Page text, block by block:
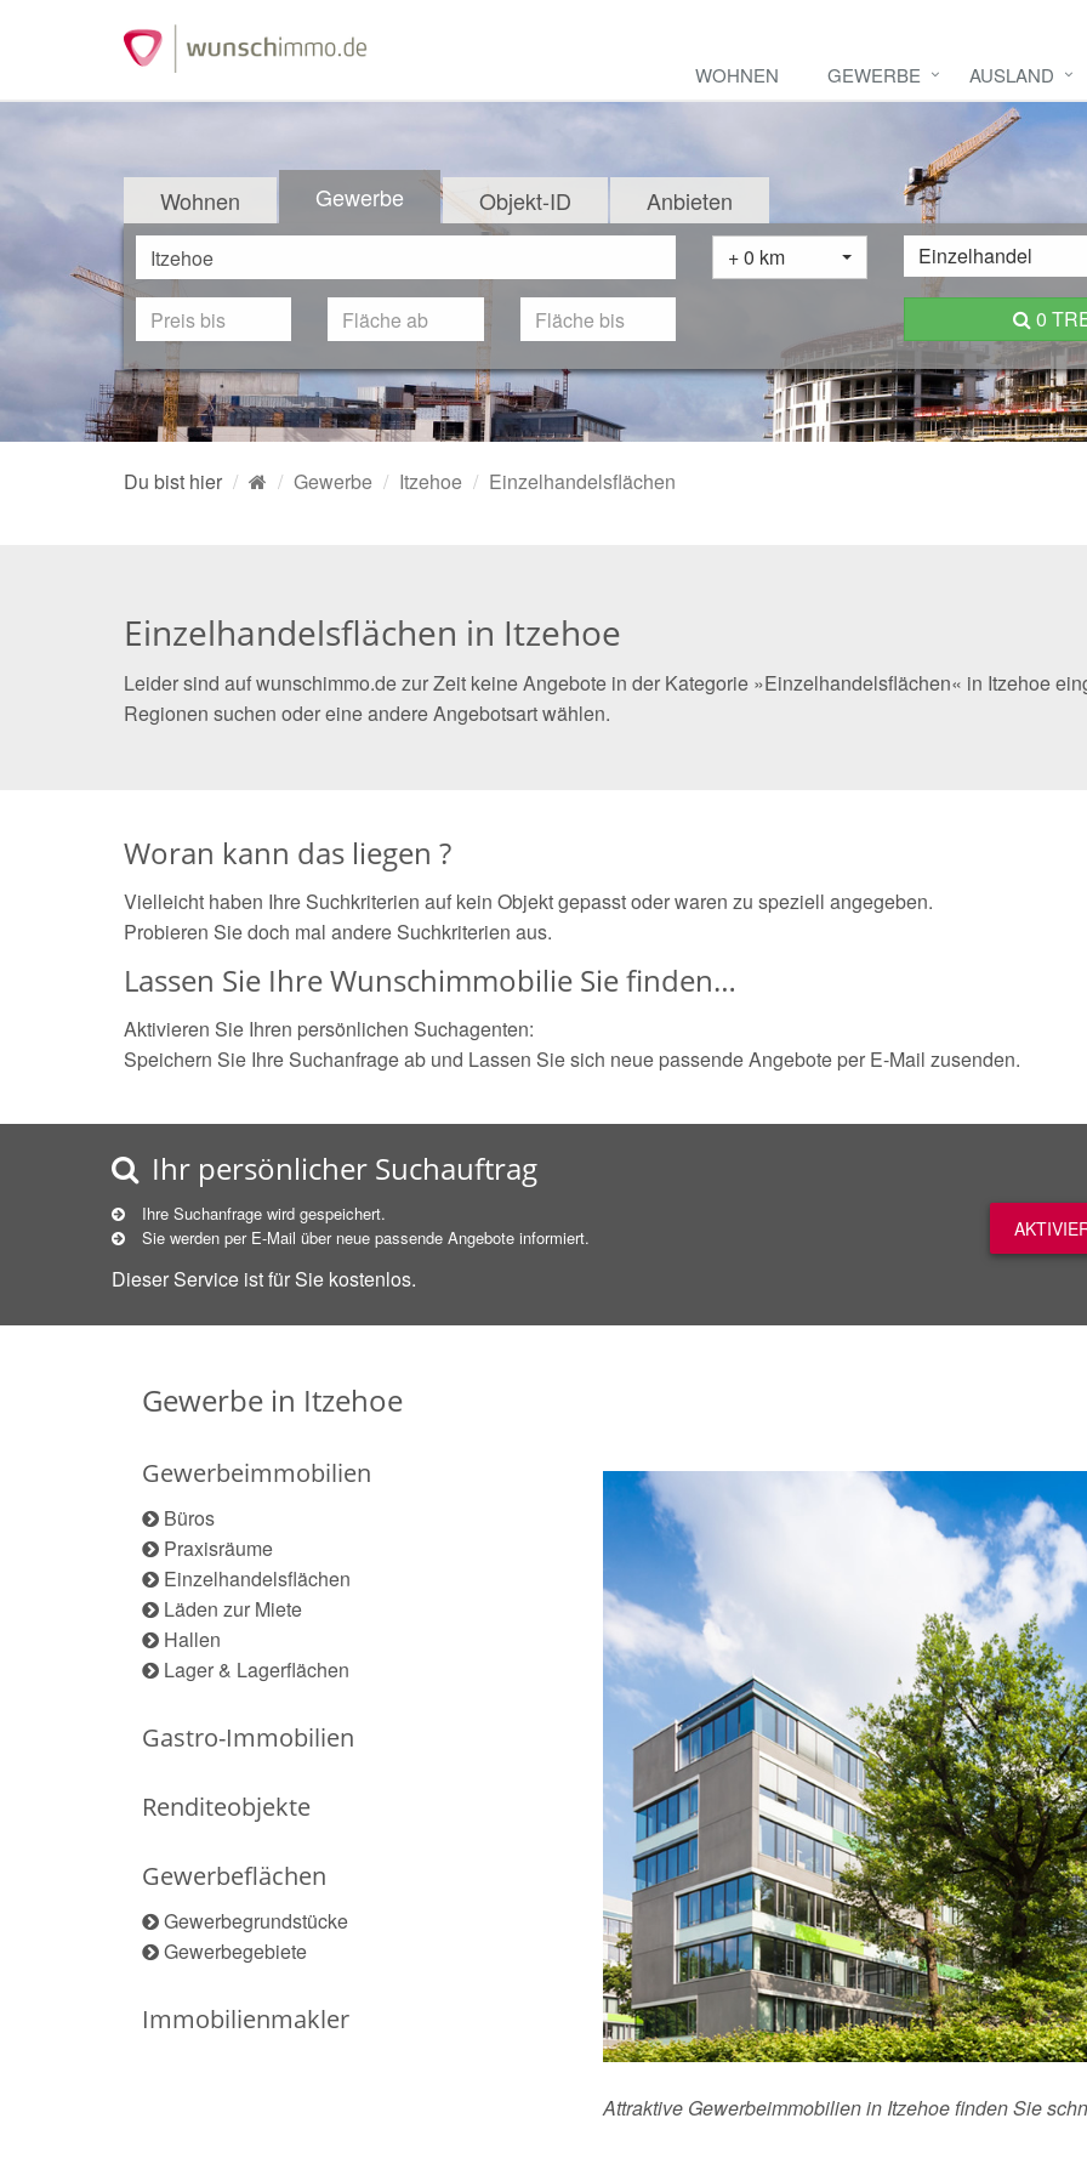
WOHNEN GEWERBE AUSLAND
Wohnen Gewerbe Objekt-ID Anbieten
+ 0 km Einzelhandel
0
Du bist hier Gewerbe Itzehoe Einzelhandelsflächen
Einzelhandelsflächen in Itzehoe
Leider sind auf wunschimmo.de zur Zeit keine Angebote in der Kategorie »Einzelhandelsflächen« in Itzehoe
Regionen suchen oder eine andere Angebotsart wählen.
Woran kann das liegen ?
Vielleicht haben Ihre Suchkriterien auf kein Objekt gepasst oder waren zu speziell angegeben.
Probieren Sie doch mal andere Suchkriterien aus.
Lassen Sie Ihre Wunschimmobilie Sie finden…
Aktivieren Sie Ihren persönlichen Suchagenten:
Speichern Sie Ihre Suchanfrage ab und Lassen Sie sich neue passende Angebote per E-Mail zusenden.
Ihr persönlicher Suchauftrag
Ihre Suchanfrage wird gespeichert.
Sie werden per E-Mail über neue passende Angebote informiert.
Dieser Service ist für Sie kostenlos.
Gewerbe in Itzehoe
Gewerbeimmobilien
Büros
Praxisräume
Einzelhandelsflächen
Läden zur Miete
Hallen
Lager & Lagerflächen
Gastro-Immobilien
Renditeobjekte
Gewerbeflächen
Gewerbegrundstücke
Gewerbegebiete
Immobilienmakler
Attraktive Gewerbeimmobilien in Itzehoe finden Sie